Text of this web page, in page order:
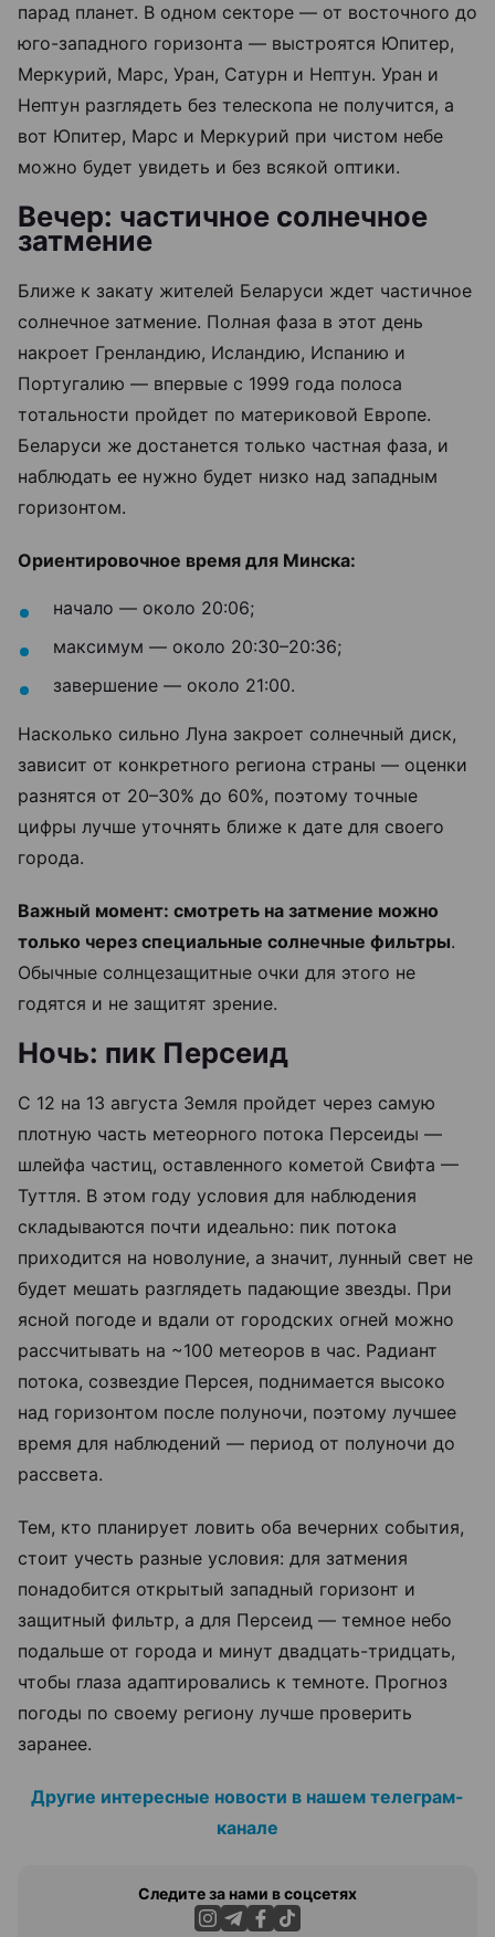
парад планет. В одном секторе — от восточного до
юго-западного горизонта — выстроятся Юпитер,
Меркурий, Марс, Уран, Сатурн и Нептун. Уран и
Нептун разглядеть без телескопа не получится, а
вот Юпитер, Марс и Меркурий при чистом небе
можно будет увидеть и без всякой оптики.
Вечер: частичное солнечное
затмение
Ближе к закату жителей Беларуси ждет частичное
солнечное затмение. Полная фаза в этот день
накроет Гренландию, Исландию, Испанию и
Португалию — впервые с 1999 года полоса
тотальности пройдет по материковой Европе.
Беларуси же достанется только частная фаза, и
наблюдать ее нужно будет низко над западным
горизонтом.
Ориентировочное время для Минска:
начало — около 20:06;
максимум — около 20:30–20:36;
завершение — около 21:00.
Насколько сильно Луна закроет солнечный диск,
зависит от конкретного региона страны — оценки
разнятся от 20–30% до 60%, поэтому точные
цифры лучше уточнять ближе к дате для своего
города.
Важный момент: смотреть на затмение можно
только через специальные солнечные фильтры.
Обычные солнцезащитные очки для этого не
годятся и не защитят зрение.
Ночь: пик Персеид
С 12 на 13 августа Земля пройдет через самую
плотную часть метеорного потока Персеиды —
шлейфа частиц, оставленного кометой Свифта —
Туттля. В этом году условия для наблюдения
складываются почти идеально: пик потока
приходится на новолуние, а значит, лунный свет не
будет мешать разглядеть падающие звезды. При
ясной погоде и вдали от городских огней можно
рассчитывать на ~100 метеоров в час. Радиант
потока, созвездие Персея, поднимается высоко
над горизонтом после полуночи, поэтому лучшее
время для наблюдений — период от полуночи до
рассвета.
Тем, кто планирует ловить оба вечерних события,
стоит учесть разные условия: для затмения
понадобится открытый западный горизонт и
защитный фильтр, а для Персеид — темное небо
подальше от города и минут двадцать-тридцать,
чтобы глаза адаптировались к темноте. Прогноз
погоды по своему региону лучше проверить
заранее.
Другие интересные новости в нашем телеграм-
канале
Следите за нами в соцсетях